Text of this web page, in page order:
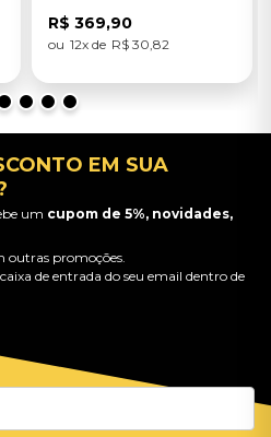
R$ 369,90
12 R$ 30 82
EM SUA
um cupom de 5%, novidades,
promoções.
de entrada do seu email dentro de